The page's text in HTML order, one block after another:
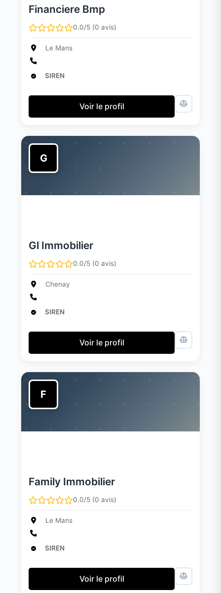
Financiere Bmp
0.0/5 (0 avis)
Le Mans
SIREN
Voir le profil
G
Gl Immobilier
0.0/5 (0 avis)
Chenay
SIREN
Voir le profil
F
Family Immobilier
0.0/5 (0 avis)
Le Mans
SIREN
Voir le profil